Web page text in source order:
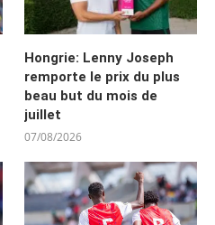
Hongrie: Lenny Joseph
remporte le prix du plus
beau but du mois de
juillet
07/08/2026